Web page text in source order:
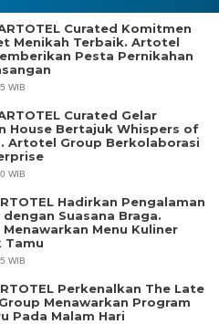
Curated Komitmen
Menikah Terbaik. Artotel
Pesta Pernikahan
WIB
Curated Gelar
House Bertajuk Whispers of
Artotel Group Berkolaborasi
WIB
Hadirkan Pengalaman
Suasana Braga.
Menu Kuliner
Tamu
WIB
Perkenalkan The Late
Menawarkan Program
Pada Malam Hari